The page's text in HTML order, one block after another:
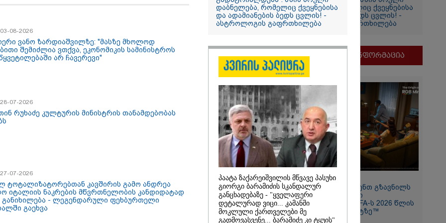
თქვენზე ნაკლები
მებრძოლის დედა
ვატირე!" - რას ამბობს
პროკურატურის
განცხადების შემდეგ
08-2026
წელს საქართველო
- აი, 2012
14:20 / 07-08-2026
"ჩემი აზრით, ენამ
გაუსწრო აზრს და არ
დაბნელება, რომელიც ქვეყნებისა
და ადამიანების ბედს ცვლის! -
ასტროლოგის გაფრთხილება
მნიშვნელოვანი ინფორმაცია
11:13 / 05-08-2026
Hisense წარმოგიდგენთ გზავნილს
"ინოვაციები უკეთესი
ცხოვრებისათვის" FIFA-ს 2026 წლის
მსოფლიო ჩემპიონატზე™
08-2026
ვანო ზარდიაშვილზე: "მასზე მხოლოდ
შემიძლია ვთქვა, ეკონომიკის სამინისტროს
არ ჩავერევი"
07-2026
რუხაძე კულტურის მინისტრის თანამდებობას
07-2026
ტოტალიზატორებთან კავშირის გამო ანდრეა
იტალიის ნაკრების მწვრთნელობის კანდიდატად
- ლეგენდარული ფეხბურთელი
გაეხვა
დაბნელება, რომელიც ქვეყნებისა
და ადამიანების ბედს ცვლის! -
ასტროლოგის გაფრთხილება
პაატა ზაქარეიშვილის მწვავე პასუხი
გიორგი ბარამიძის სკანდალურ
განცხადებაზე - "ყველაფერი
დეტალურად ვიცი... კამანში
მოკლული ქართველები მე
გადმოვასვენე... ბარამიძე კი ტყუის"